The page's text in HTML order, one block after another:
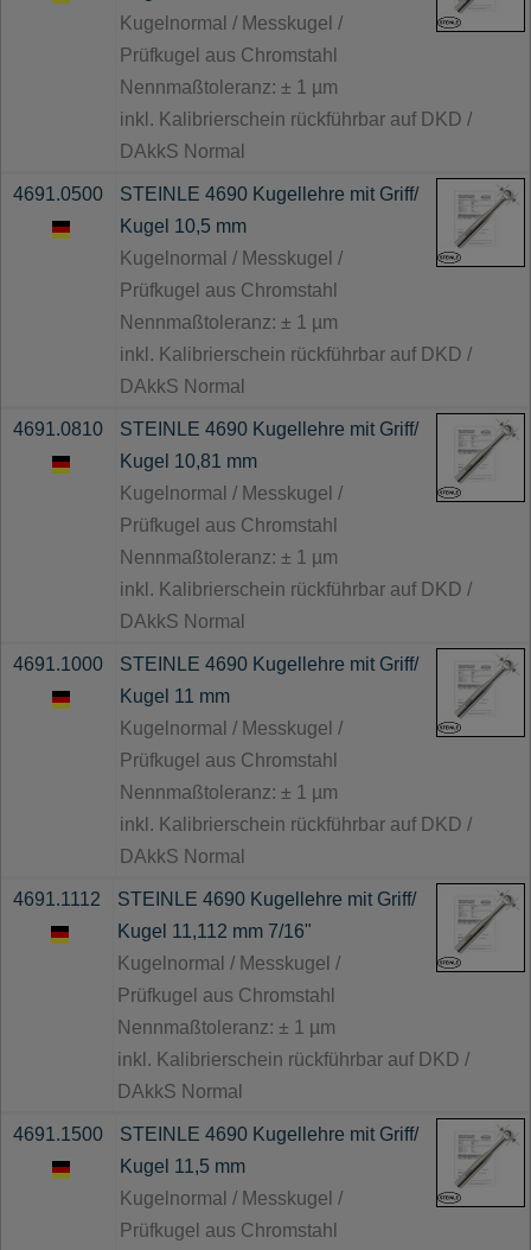
Kugelnormal / Messkugel /
Prüfkugel aus Chromstahl
Nennmaßtoleranz: ± 1 µm
inkl. Kalibrierschein rückführbar auf DKD /
DAkkS Normal
4691.0500
STEINLE 4690 Kugellehre mit Griff/
Kugel 10,5 mm
Kugelnormal / Messkugel /
Prüfkugel aus Chromstahl
Nennmaßtoleranz: ± 1 µm
inkl. Kalibrierschein rückführbar auf DKD /
DAkkS Normal
4691.0810
STEINLE 4690 Kugellehre mit Griff/
Kugel 10,81 mm
Kugelnormal / Messkugel /
Prüfkugel aus Chromstahl
Nennmaßtoleranz: ± 1 µm
inkl. Kalibrierschein rückführbar auf DKD /
DAkkS Normal
4691.1000
STEINLE 4690 Kugellehre mit Griff/
Kugel 11 mm
Kugelnormal / Messkugel /
Prüfkugel aus Chromstahl
Nennmaßtoleranz: ± 1 µm
inkl. Kalibrierschein rückführbar auf DKD /
DAkkS Normal
4691.1112
STEINLE 4690 Kugellehre mit Griff/
Kugel 11,112 mm 7/16"
Kugelnormal / Messkugel /
Prüfkugel aus Chromstahl
Nennmaßtoleranz: ± 1 µm
inkl. Kalibrierschein rückführbar auf DKD /
DAkkS Normal
4691.1500
STEINLE 4690 Kugellehre mit Griff/
Kugel 11,5 mm
Kugelnormal / Messkugel /
Prüfkugel aus Chromstahl